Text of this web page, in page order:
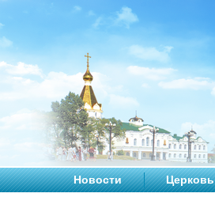
Новости Церковь